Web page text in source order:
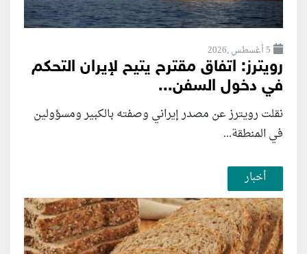
5 أغسطس ,2026
رويترز: اتفاق مقترح يتيح لإيران التحكم
في دخول السفن...
نقلت رويترز عن مصدر إيراني وصفته بالكبير ومسؤولين
في المنطقة...
أخبار